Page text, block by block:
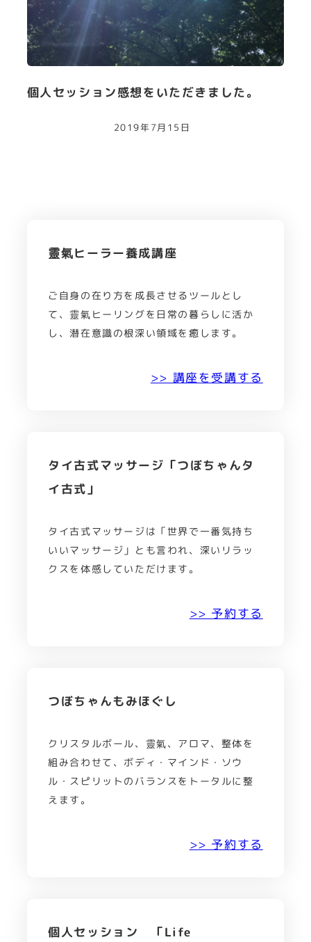
個人セッション感想をいただきました。
2019年7月15日
靈氣ヒーラー養成講座
ご自身の在り方を成長させるツールとし
て、靈氣ヒーリングを日常の暮らしに活か
し、潜在意識の根深い領域を癒します。
>> 講座を受講する
タイ古式マッサージ「つぼちゃんタ
イ古式」
タイ古式マッサージは「世界で一番気持ち
いいマッサージ」とも言われ、深いリラッ
クスを体感していただけます。
>> 予約する
つぼちゃんもみほぐし
クリスタルボール、靈氣、アロマ、整体を
組み合わせて、ボディ・マインド・ソウ
ル・スピリットのバランスをトータルに整
えます。
>> 予約する
個人セッション 「Life